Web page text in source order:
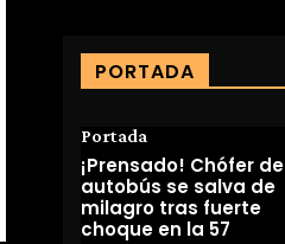
PORTADA
Portada
¡Prensado! Chófer de
autobús se salva de
milagro tras fuerte
choque en la 57